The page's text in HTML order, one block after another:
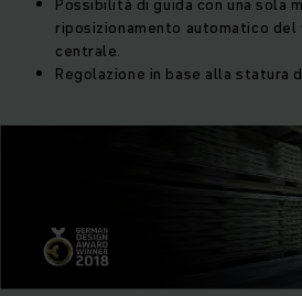
riposizionamento automatico
centrale.
Regolazione in base alla statura